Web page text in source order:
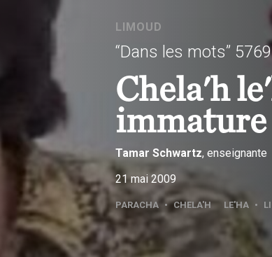
LIMOUD
“Dans les mots” 5769
Chela'h
immature
Tamar Schwartz, enseignante
21 mai 2009
PARACHA • CHELA'H LE'HA •